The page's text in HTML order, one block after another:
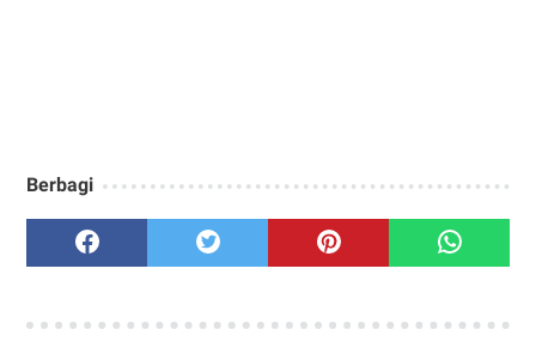
Berbagi